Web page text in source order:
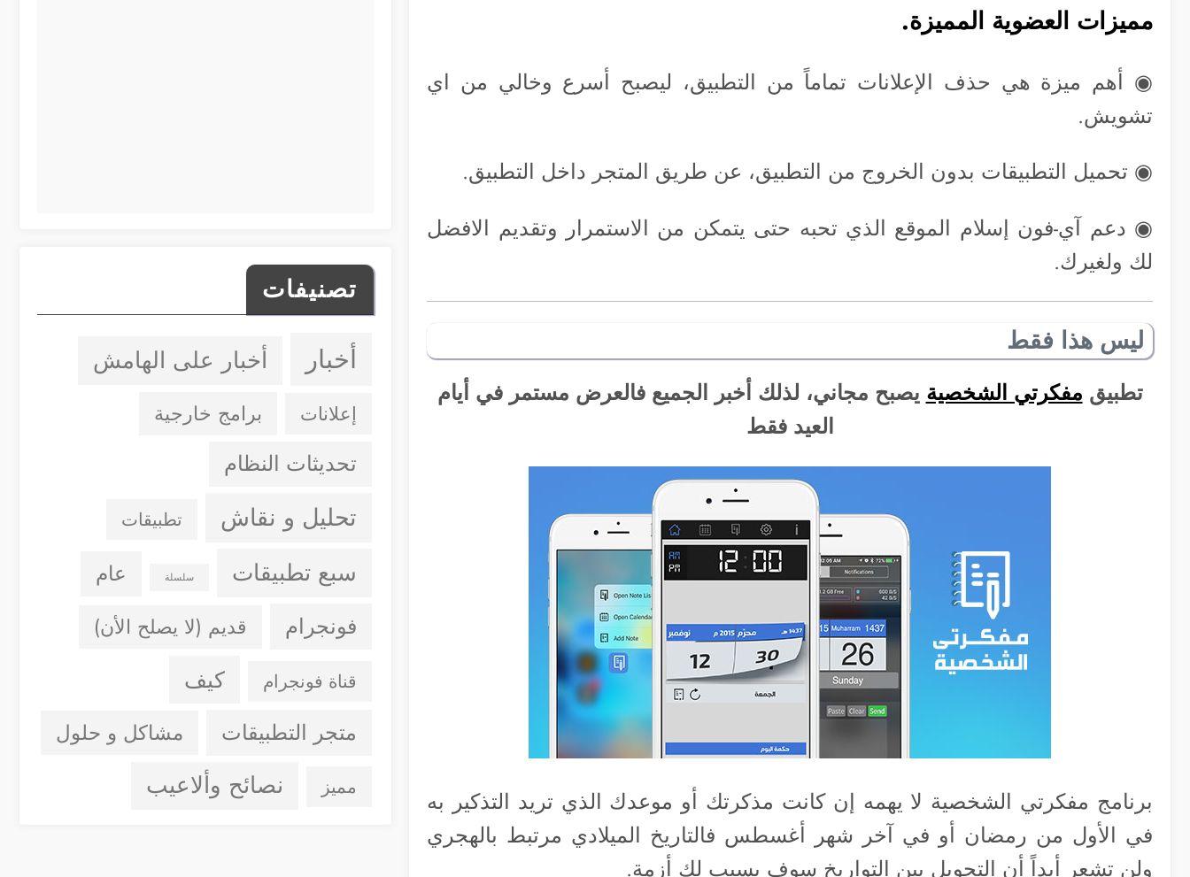
مميزات العضوية المميزة.
◉ أهم ميزة هي حذف الإعلانات تماماً من التطبيق، ليصبح أسرع وخالي من اي
تشويش.
◉ تحميل التطبيقات بدون الخروج من التطبيق، عن طريق المتجر داخل التطبيق.
◉ دعم آي-فون إسلام الموقع الذي تحبه حتى يتمكن من الاستمرار وتقديم الافضل
لك ولغيرك.
ليس هذا فقط
تطبيق مفكرتي الشخصية يصبح مجاني، لذلك أخبر الجميع فالعرض مستمر في أيام
العيد فقط
برنامج مفكرتي الشخصية لا يهمه إن كانت مذكرتك أو موعدك الذي تريد التذكير به
في الأول من رمضان أو في آخر شهر أغسطس فالتاريخ الميلادي مرتبط بالهجري
ولن تشعر أبداً أن التحويل بين التواريخ سوف يسبب لك أزمة.
تصنيفات
أخبار أخبار على الهامش
إعلانات برامج خارجية
تحديثات النظام
تحليل و نقاش تطبيقات
سبع تطبيقات سلسلة عام
فونجرام قديم (لا يصلح الأن)
قناة فونجرام كيف
متجر التطبيقات مشاكل و حلول
مميز نصائح وألاعيب